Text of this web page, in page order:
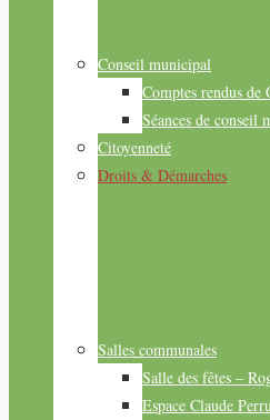
Conseil municipal
Comptes rendus de
Séances de conseil
Citoyenneté
Droits & Démarches
Salles communales
Salle des fêtes –
Espace Claude